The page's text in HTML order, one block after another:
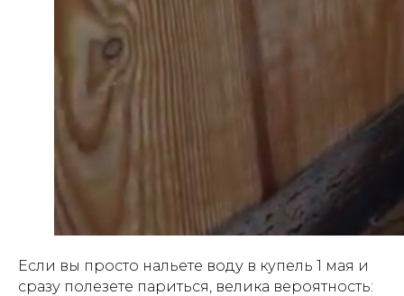
Если вы просто нальете воду в купель 1 мая и
сразу полезете париться, велика вероятность: